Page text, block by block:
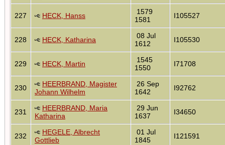
227 HECK, Hanss
1579
1581
I105527
228 HECK, Katharina
08 Jul
1612
I105530
229 HECK, Martin
1545
1550
I71708
230
HEERBRAND, Magister
Johann Wilhelm
26 Sep
1642
I92762
231
HEERBRAND, Maria
Katharina
29 Jun
1637
I34650
232
HEGELE, Albrecht
Gottlieb
01 Jul
1845
I121591